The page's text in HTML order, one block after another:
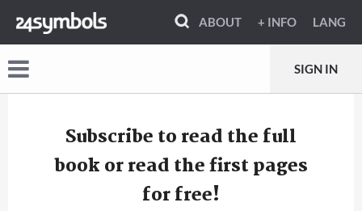
ABOUT + INFO LANG
SIGN IN
Subscribe to read the full
book or read the first pages
for free!